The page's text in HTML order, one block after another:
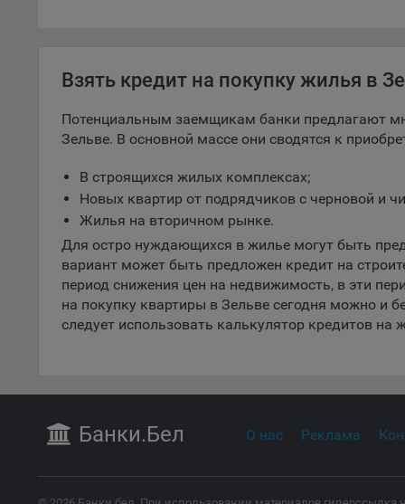
Inc.
Взять кредит на покупку жилья в
Потенциальным заемщикам банки предлагают
Зельве. В основной массе они сводятся к
В строящихся жилых комплексах;
Новых квартир от подрядчиков с черновой и
Жилья на вторичном рынке.
Для остро нуждающихся в жилье могут быть
вариант может быть предложен кредит на
период снижения цен на недвижимость, в эти
на покупку квартиры в Зельве сегодня можно и
следует использовать калькулятор кредитов на
Банки.Бел О нас Реклама